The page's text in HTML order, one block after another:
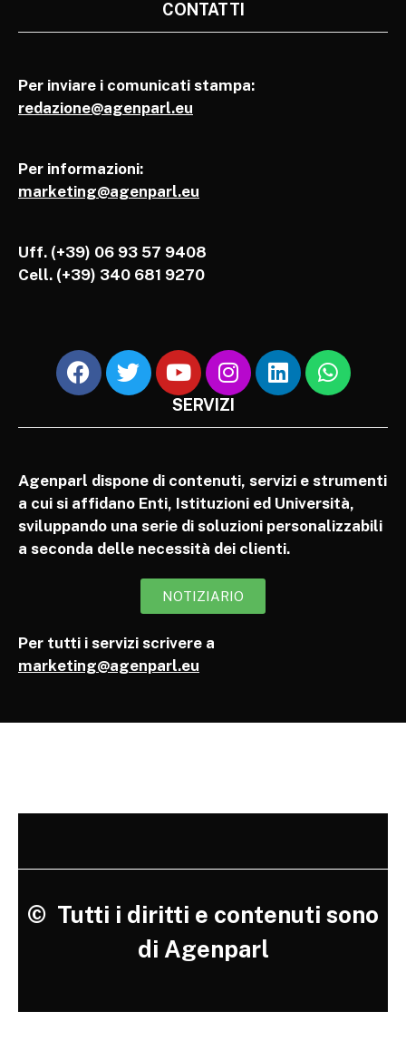
CONTATTI
Per inviare i comunicati stampa:
redazione@agenparl.eu
Per informazioni:
marketing@agenparl.eu
Uff. (+39) 06 93 57 9408
Cell. (+39) 340 681 9270
SERVIZI
Agenparl dispone di contenuti, servizi e strumenti
a cui si affidano Enti, Istituzioni ed Università,
sviluppando una serie di soluzioni personalizzabili
a seconda delle necessità dei clienti.
NOTIZIARIO
Per tutti i servizi scrivere a
marketing@agenparl.eu
© Tutti i diritti e contenuti sono
di Agenparl